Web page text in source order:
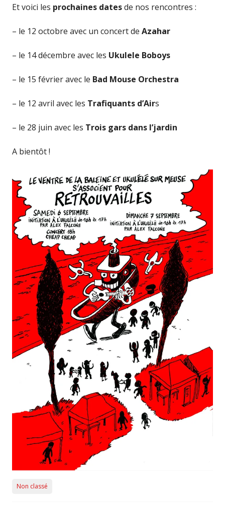
Et voici les prochaines datesde nos rencontres :
– le 12 octobre avec un concert de Azahar
– le 14 décembre avec les Ukulele Boboys
– le 15 février avec le Bad Mouse Orchestra
– le 12 avril avec les Trafiquants d’Airs
– le 28 juin avec les Trois gars dans l’jardin
A bientôt !
Non classé